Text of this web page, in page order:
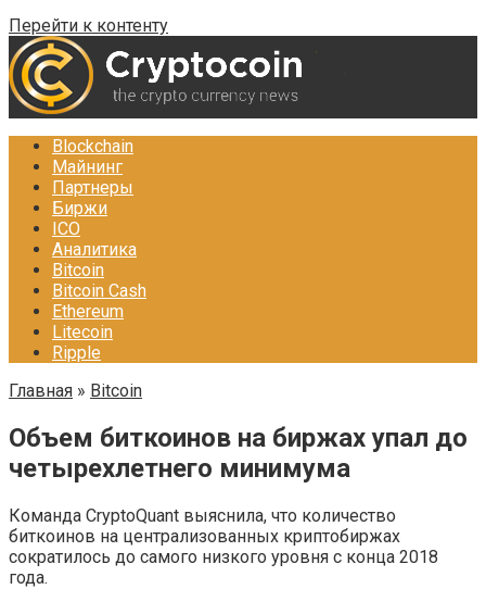
Перейти к контенту
Blockchain
Майнинг
Партнеры
Биржи
ICO
Аналитика
Bitcoin
Bitcoin Cash
Ethereum
Litecoin
Ripple
Главная » Bitcoin
Объем биткоинов на биржах упал до
четырехлетнего минимума
Команда CryptoQuant выяснила, что количество
биткоинов на централизованных криптобиржах
сократилось до самого низкого уровня с конца 2018
года.